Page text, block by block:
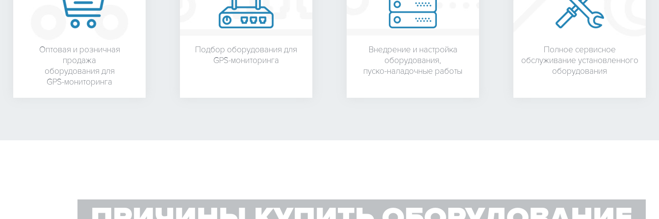
Оптовая и розничная
продажа
оборудования для
GPS-мониторинга
Подбор оборудования для
GPS-мониторинга
Внедрение и настройка
оборудования,
пуско-наладочные работы
Полное сервисное
обслуживание установленного
оборудования